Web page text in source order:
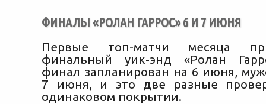
ФИНАЛЫ «РОЛАН ГАРРОС» 6 И 7 ИЮНЯ
Первые топ-матчи месяца
финальный уик-энд «Ролан
финал запланирован на 6 июня,
7 июня, и это две разные
одинаковом покрытии.